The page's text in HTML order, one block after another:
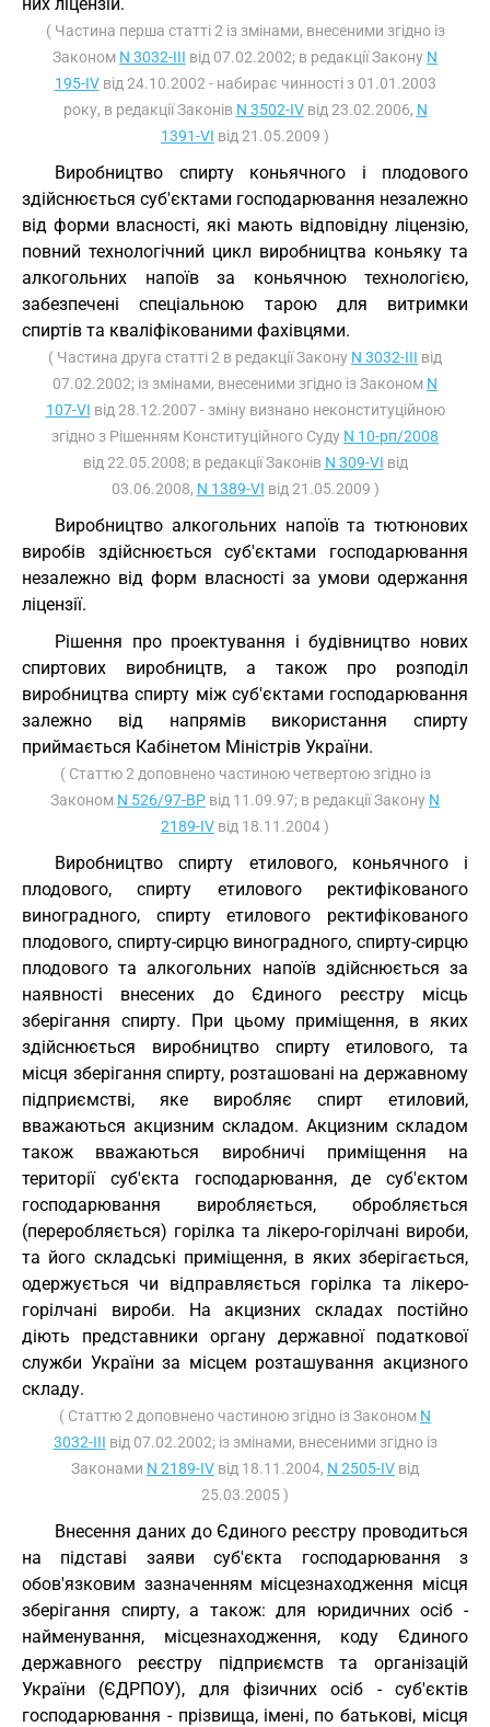
( Частина перша статті 2 із змінами, внесеними згідно із
Законом N 3032-III від 07.02.2002; в редакції Закону N
195-IVвід 24.10.2002 - набирає чинності з 01.01.2003
року, в редакції Законів N 3502-IVвід 23.02.2006, N
1391-VI від 21.05.2009 )
Виробництво спирту коньячного і плодового
здійснюється суб'єктами господарювання незалежно
від форми власності, які мають відповідну ліцензію,
повний технологічний цикл виробництва коньяку та
алкогольних напоїв за коньячною технологією,
забезпечені спеціальною тарою для витримки
спиртів та кваліфікованими фахівцями.
( Частина друга статті 2 в редакції Закону N 3032-III від
07.02.2002; із змінами, внесеними згідно із Законом N
107-VI від 28.12.2007 - зміну визнано неконституційною
згідно з Рішенням Конституційного Суду N 10-рп/2008
від 22.05.2008; в редакції Законів N 309-VI від
03.06.2008, N 1389-VI від 21.05.2009 )
Виробництво алкогольних напоїв та тютюнових
виробів здійснюється суб'єктами господарювання
незалежно від форм власності за умови одержання
ліцензії.
Рішення про проектування і будівництво нових
спиртових виробництв, а також про розподіл
виробництва спирту між суб'єктами господарювання
залежно від напрямів використання спирту
приймається Кабінетом Міністрів України.
( Статтю 2 доповнено частиною четвертою згідно із
Законом N 526/97-ВР від 11.09.97; в редакції Закону N
2189-IV від 18.11.2004 )
Виробництво спирту етилового, коньячного і
плодового, спирту етилового ректифікованого
виноградного, спирту етилового ректифікованого
плодового, спирту-сирцю виноградного, спирту-сирцю
плодового та алкогольних напоїв здійснюється за
наявності внесених до Єдиного реєстру місць
зберігання спирту. При цьому приміщення, в яких
здійснюється виробництво спирту етилового, та
місця зберігання спирту, розташовані на державному
підприємстві, яке виробляє спирт етиловий,
вважаються акцизним складом. Акцизним складом
також вважаються виробничі приміщення на
території суб'єкта господарювання, де суб'єктом
господарювання виробляється, обробляється
(переробляється) горілка та лікеро-горілчані вироби,
та його складські приміщення, в яких зберігається,
одержується чи відправляється горілка та лікеро-
горілчані вироби. На акцизних складах постійно
діють представники органу державної податкової
служби України за місцем розташування акцизного
складу.
( Статтю 2 доповнено частиною згідно із Законом N
3032-III від 07.02.2002; із змінами, внесеними згідно із
Законами N 2189-IV від 18.11.2004, N 2505-IV від
25.03.2005 )
Внесення даних до Єдиного реєстру проводиться
на підставі заяви суб'єкта господарювання з
обов'язковим зазначенням місцезнаходження місця
зберігання спирту, а також: для юридичних осіб -
найменування, місцезнаходження, коду Єдиного
державного реєстру підприємств та організацій
України (ЄДРПОУ), для фізичних осіб - суб'єктів
господарювання - прізвища, імені, по батькові, місця